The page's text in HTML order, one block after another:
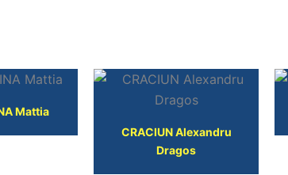
Mattia
CRACIUN Alexandru
Dragos